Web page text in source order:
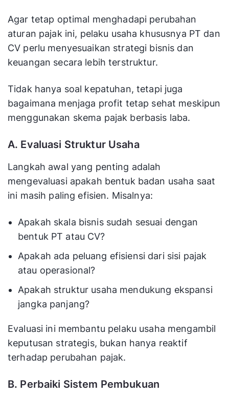
Agar tetap optimal menghadapi perubahan
aturan pajak ini, pelaku usaha khususnya PT dan
CV perlu menyesuaikan strategi bisnis dan
keuangan secara lebih terstruktur.
Tidak hanya soal kepatuhan, tetapi juga
bagaimana menjaga profit tetap sehat meskipun
menggunakan skema pajak berbasis laba.
A. Evaluasi Struktur Usaha
Langkah awal yang penting adalah
mengevaluasi apakah bentuk badan usaha saat
ini masih paling efisien. Misalnya:
Apakah skala bisnis sudah sesuai dengan
bentuk PT atau CV?
Apakah ada peluang efisiensi dari sisi pajak
atau operasional?
Apakah struktur usaha mendukung ekspansi
jangka panjang?
Evaluasi ini membantu pelaku usaha mengambil
keputusan strategis, bukan hanya reaktif
terhadap perubahan pajak.
B. Perbaiki Sistem Pembukuan